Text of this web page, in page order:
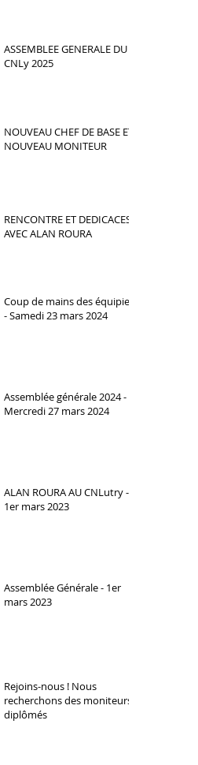
ASSEMBLEE GENERALE DU
CNLy 2025
NOUVEAU CHEF DE BASE ET
NOUVEAU MONITEUR
RENCONTRE ET DEDICACES
AVEC ALAN ROURA
Coup de mains des équipiers
- Samedi 23 mars 2024
Assemblée générale 2024 -
Mercredi 27 mars 2024
ALAN ROURA AU CNLutry -
1er mars 2023
Assemblée Générale - 1er
mars 2023
Rejoins-nous ! Nous
recherchons des moniteurs
diplômés